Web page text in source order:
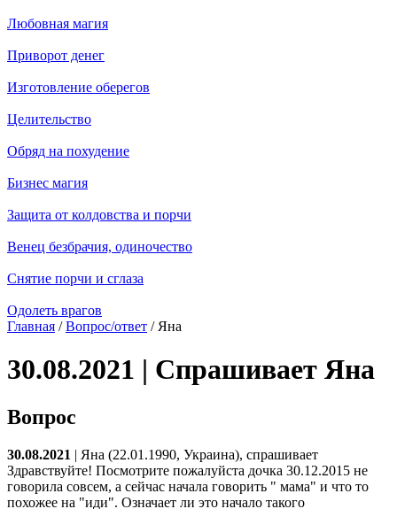
Любовная магия
Приворот денег
Изготовление оберегов
Целительство
Обряд на похудение
Бизнес магия
Защита от колдовства и порчи
Венец безбрачия, одиночество
Снятие порчи и сглаза
Одолеть врагов
Главная /Вопрос/ответ / Яна
30.08.2021 | Спрашивает Яна
Вопрос
30.08.2021 | Яна (22.01.1990, Украина), спрашивает
Здравствуйте! Посмотрите пожалуйста дочка 30.12.2015 не
говорила совсем, а сейчас начала говорить " мама" и что то
похожее на "иди". Означает ли это начало такого